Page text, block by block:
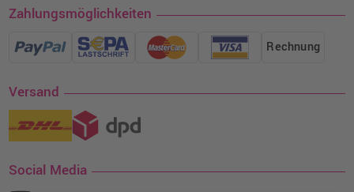
Zahlungsmöglichkeiten
Rechnung
Versand
Social Media